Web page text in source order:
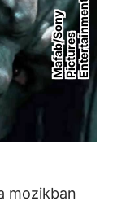
M
a
f
a
b
/S
o
n
y
P
i
c
t
u
r
es
E
n
t
e
r
t
a
i
n
m
e
nt
mozikban